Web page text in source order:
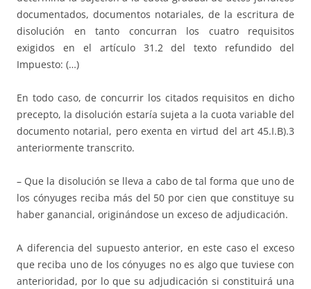
documentados, documentos notariales, de la escritura de
disolución en tanto concurran los cuatro requisitos
exigidos en el artículo 31.2 del texto refundido del
Impuesto: (…)
En todo caso, de concurrir los citados requisitos en dicho
precepto, la disolución estaría sujeta a la cuota variable del
documento notarial, pero exenta en virtud del art 45.I.B).3
anteriormente transcrito.
– Que la disolución se lleva a cabo de tal forma que uno de
los cónyuges reciba más del 50 por cien que constituye su
haber ganancial, originándose un exceso de adjudicación.
A diferencia del supuesto anterior, en este caso el exceso
que reciba uno de los cónyuges no es algo que tuviese con
anterioridad, por lo que su adjudicación si constituirá una